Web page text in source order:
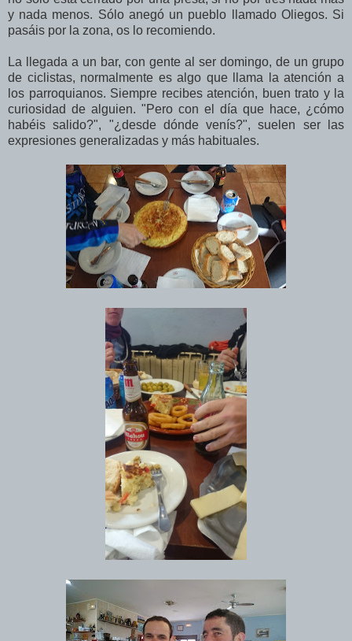
y nada menos. Sólo anegó un pueblo llamado Oliegos. Si
pasáis por la zona, os lo recomiendo.
La llegada a un bar, con gente al ser domingo, de un grupo
de ciclistas, normalmente es algo que llama la atención a
los parroquianos. Siempre recibes atención, buen trato y la
curiosidad de alguien. "Pero con el día que hace, ¿cómo
habéis salido?", "¿desde dónde venís?", suelen ser las
expresiones generalizadas y más habituales.